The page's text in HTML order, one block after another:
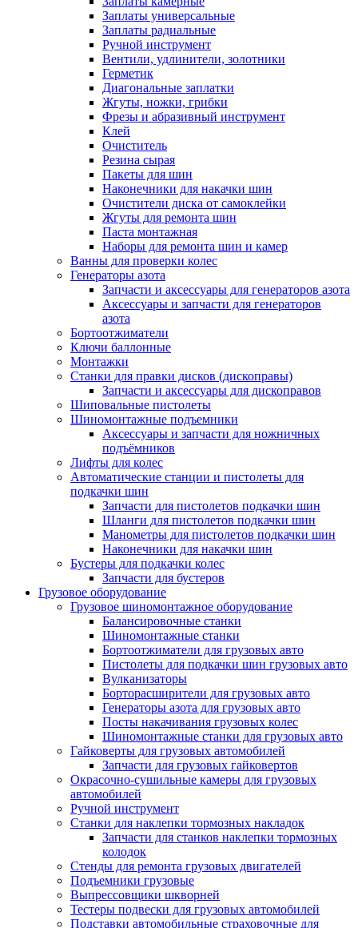
Заплаты универсальные
Заплаты радиальные
Ручной инструмент
Вентили, удлинители, золотники
Герметик
Диагональные заплатки
Жгуты, ножки, грибки
Фрезы и абразивный инструмент
Клей
Очиститель
Резина сырая
Пакеты для шин
Наконечники для накачки шин
Очистители диска от самоклейки
Жгуты для ремонта шин
Паста монтажная
Наборы для ремонта шин и камер
Ванны для проверки колес
Генераторы азота
Запчасти и аксессуары для генераторов азота
Аксессуары и запчасти для генераторов
азота
Бортоотжиматели
Ключи баллонные
Монтажки
Станки для правки дисков (дископравы)
Запчасти и аксессуары для дископравов
Шиповальные пистолеты
Шиномонтажные подъемники
Аксессуары и запчасти для ножничных
подъёмников
Лифты для колес
Автоматические станции и пистолеты для
подкачки шин
Запчасти для пистолетов подкачки шин
Шланги для пистолетов подкачки шин
Манометры для пистолетов подкачки шин
Наконечники для накачки шин
Бустеры для подкачки колес
Запчасти для бустеров
Грузовое оборудование
Грузовое шиномонтажное оборудование
Балансировочные станки
Шиномонтажные станки
Бортоотжиматели для грузовых авто
Пистолеты для подкачки шин грузовых авто
Вулканизаторы
Борторасширители для грузовых авто
Генераторы азота для грузовых авто
Посты накачивания грузовых колес
Шиномонтажные станки для грузовых авто
Гайковерты для грузовых автомобилей
Запчасти для грузовых гайковертов
Окрасочно-сушильные камеры для грузовых
автомобилей
Ручной инструмент
Станки для наклепки тормозных накладок
Запчасти для станков наклепки тормозных
колодок
Стенды для ремонта грузовых двигателей
Подъемники грузовые
Выпрессовщики шкворней
Тестеры подвески для грузовых автомобилей
Подставки автомобильные страховочные для